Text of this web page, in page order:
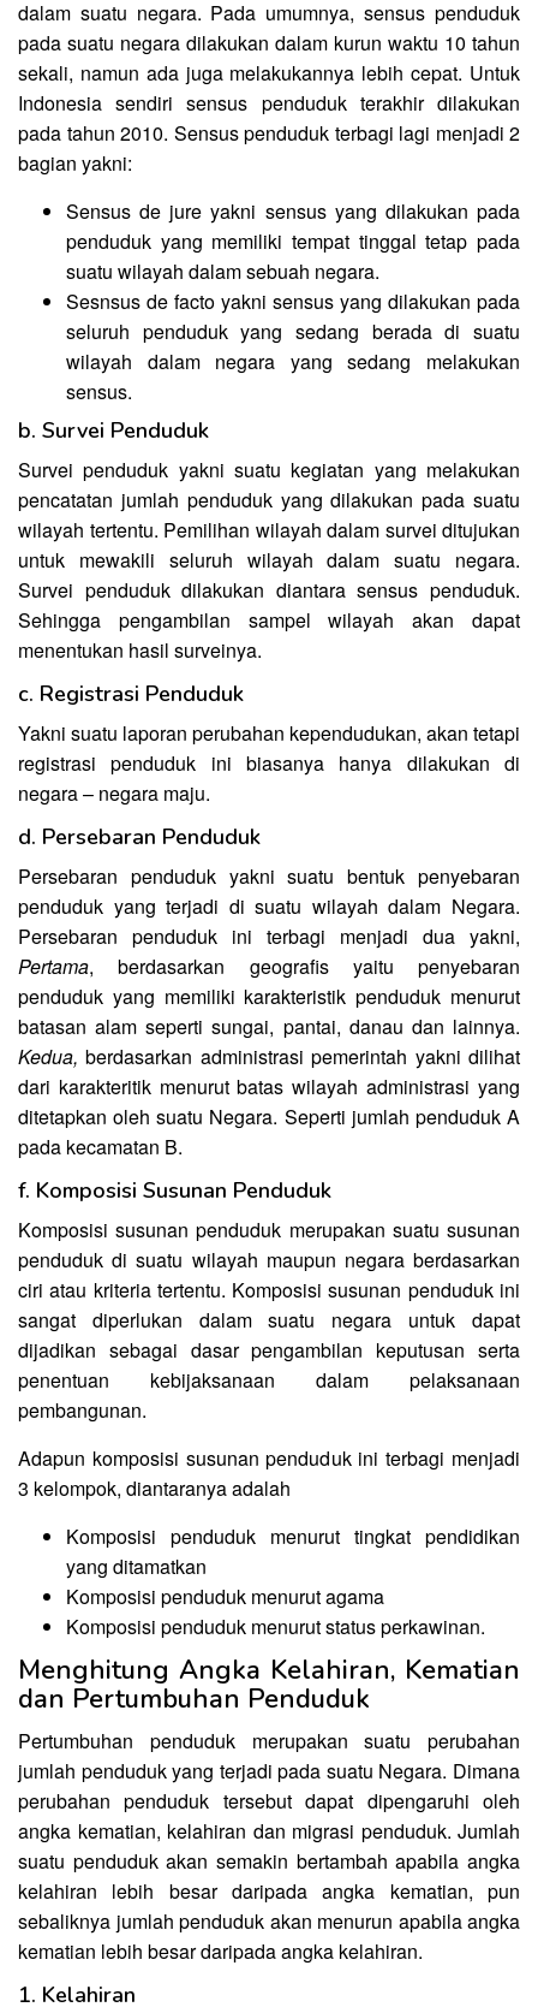
dalam suatu negara. Pada umumnya, sensus penduduk
pada suatu negara dilakukan dalam kurun waktu 10 tahun
sekali, namun ada juga melakukannya lebih cepat. Untuk
Indonesia sendiri sensus penduduk terakhir dilakukan
pada tahun 2010. Sensus penduduk terbagi lagi menjadi 2
bagian yakni:
Sensus de jure yakni sensus yang dilakukan pada
penduduk yang memiliki tempat tinggal tetap pada
suatu wilayah dalam sebuah negara.
Sesnsus de facto yakni sensus yang dilakukan pada
seluruh penduduk yang sedang berada di suatu
wilayah dalam negara yang sedang melakukan
sensus.
b. Survei Penduduk
Survei penduduk yakni suatu kegiatan yang melakukan
pencatatan jumlah penduduk yang dilakukan pada suatu
wilayah tertentu. Pemilihan wilayah dalam survei ditujukan
untuk mewakili seluruh wilayah dalam suatu negara.
Survei penduduk dilakukan diantara sensus penduduk.
Sehingga pengambilan sampel wilayah akan dapat
menentukan hasil surveinya.
c. Registrasi Penduduk
Yakni suatu laporan perubahan kependudukan, akan tetapi
registrasi penduduk ini biasanya hanya dilakukan di
negara – negara maju.
d. Persebaran Penduduk
Persebaran penduduk yakni suatu bentuk penyebaran
penduduk yang terjadi di suatu wilayah dalam Negara.
Persebaran penduduk ini terbagi menjadi dua yakni,
Pertama, berdasarkan geografis yaitu penyebaran
penduduk yang memiliki karakteristik penduduk menurut
batasan alam seperti sungai, pantai, danau dan lainnya.
Kedua,berdasarkan administrasi pemerintah yakni dilihat
dari karakteritik menurut batas wilayah administrasi yang
ditetapkan oleh suatu Negara. Seperti jumlah penduduk A
pada kecamatan B.
f. Komposisi Susunan Penduduk
Komposisi susunan penduduk merupakan suatu susunan
penduduk di suatu wilayah maupun negara berdasarkan
ciri atau kriteria tertentu. Komposisi susunan penduduk ini
sangat diperlukan dalam suatu negara untuk dapat
dijadikan sebagai dasar pengambilan keputusan serta
penentuan kebijaksanaan dalam pelaksanaan
pembangunan.
Adapun komposisi susunan penduduk ini terbagi menjadi
3 kelompok, diantaranya adalah
Komposisi penduduk menurut tingkat pendidikan
yang ditamatkan
Komposisi penduduk menurut agama
Komposisi penduduk menurut status perkawinan.
Menghitung Angka Kelahiran, Kematian
dan Pertumbuhan Penduduk
Pertumbuhan penduduk merupakan suatu perubahan
jumlah penduduk yang terjadi pada suatu Negara. Dimana
perubahan penduduk tersebut dapat dipengaruhi oleh
angka kematian, kelahiran dan migrasi penduduk. Jumlah
suatu penduduk akan semakin bertambah apabila angka
kelahiran lebih besar daripada angka kematian, pun
sebaliknya jumlah penduduk akan menurun apabila angka
kematian lebih besar daripada angka kelahiran.
1. Kelahiran